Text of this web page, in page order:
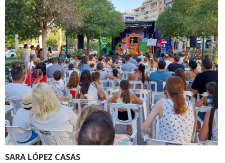
SARA LÓPEZ CASAS